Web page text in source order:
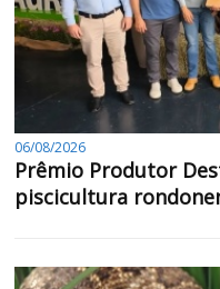
06/08/2026
Prêmio Produtor
piscicultura